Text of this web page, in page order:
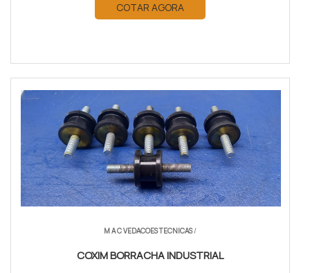
COTAR AGORA
M A C VEDACOES TECNICAS/
COXIM BORRACHA INDUSTRIAL